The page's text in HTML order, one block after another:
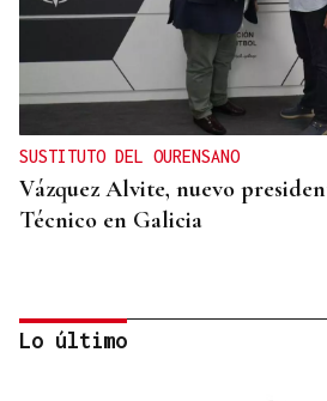
SUSTITUTO DEL OURENSANO
Vázquez Alvite, nuevo
Técnico en Galicia
Lo último